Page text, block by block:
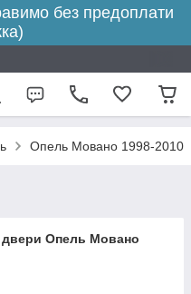
без предоплати
Опель Мовано 1998-2010
Опель Мовано